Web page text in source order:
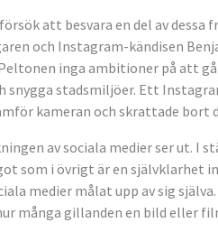
att besvara en del av
och Instagram-kändisen
inga ambitioner på att
snygga stadsmiljöer. Ett
kameran och skrattade bort
av sociala medier ser ut.
som i övrigt är en självklarhet
medier målat upp av sig
många gillanden en bild eller